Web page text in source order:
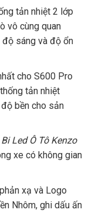
tản nhiệt 2 lớp
vô cùng quan
sáng và độ ổn
cho S600 Pro
tản nhiệt
bền cho sản
Led Ô Tô Kenzo
xe có không gian
xạ và Logo
Nhôm, ghi dấu ấn